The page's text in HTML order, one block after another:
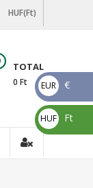
HUF(Ft)
TOTAL
0 Ft
EUR
€
€
HUF
Ft
Ft